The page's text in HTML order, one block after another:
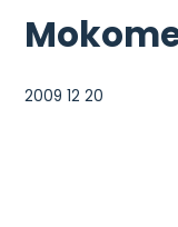
2009 12 20